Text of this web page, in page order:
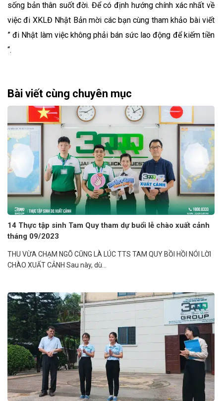
sống bản thân suốt đời. Để có định hướng chính xác nhất về
việc đi XKLĐ Nhật Bản mời các bạn cùng tham khảo bài viết
” đi Nhật làm việc không phải bán sức lao động để kiếm tiền
“.
Bài viết cùng chuyên mục
14 Thực tập sinh Tam Quy tham dự buổi lễ chào xuất cảnh
tháng 09/2023
THU VỪA CHẠM NGÕ CŨNG LÀ LÚC TTS TAM QUY BỒI HỒI NÓI LỜI
CHÀO XUẤT CẢNH Sau này, dù...